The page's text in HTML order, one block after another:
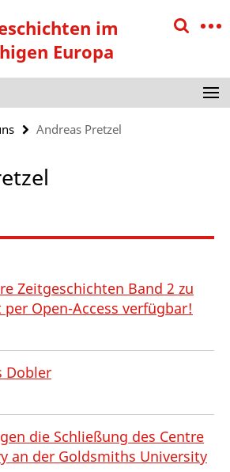
im
Europa
Andreas Pretzel
Zeitgeschichten Band 2 zu
Open-Access verfügbar!
Dobler
die Schließung des Centre
an der Goldsmiths University